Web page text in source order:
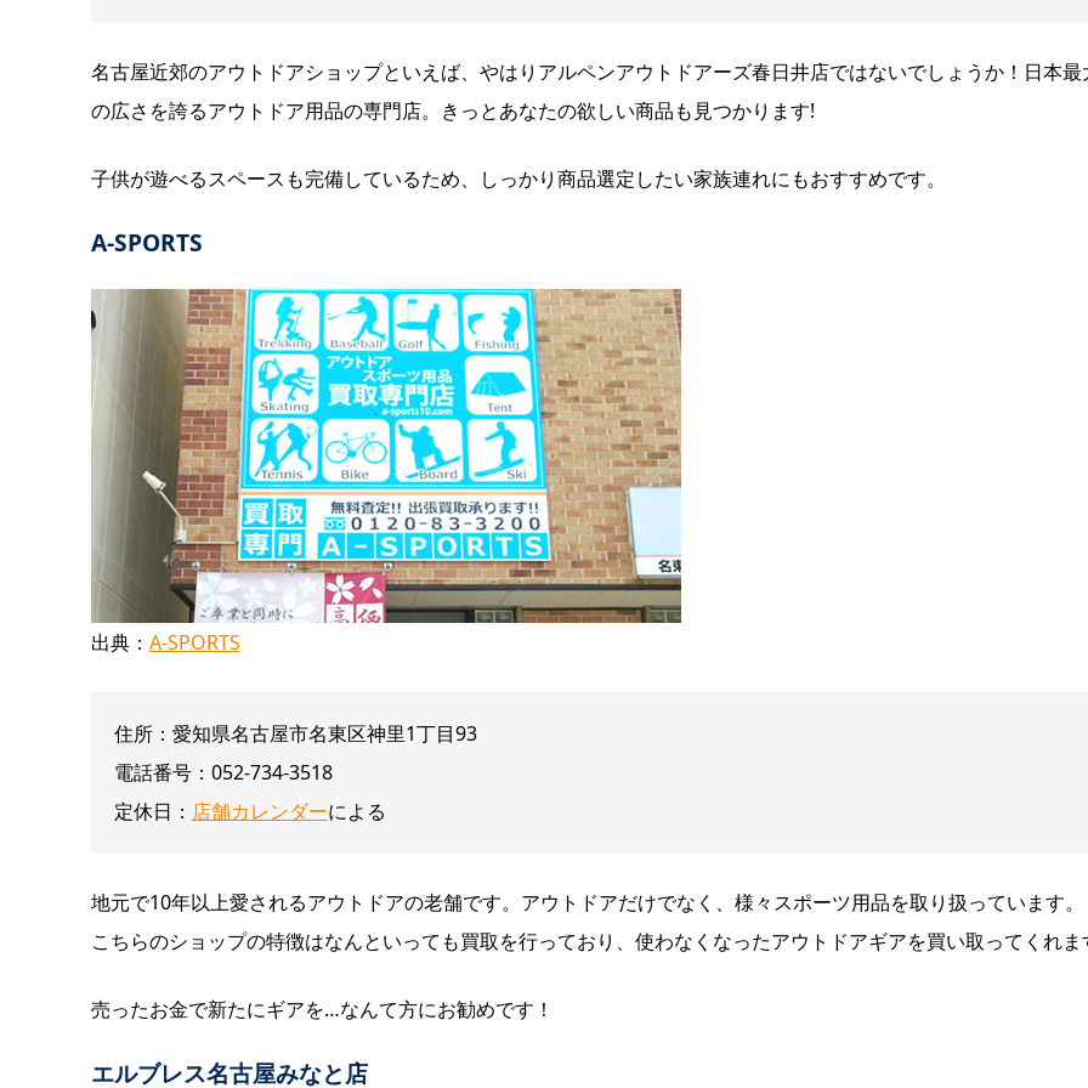
名古屋近郊のアウトドアショップといえば、やはりアルペンアウトドアーズ春日井店ではないでしょうか！日本最
の広さを誇るアウトドア用品の専門店。きっとあなたの欲しい商品も見つかります!
子供が遊べるスペースも完備しているため、しっかり商品選定したい家族連れにもおすすめです。
A-SPORTS
出典： A-SPORTS
住所：愛知県名古屋市名東区神里1丁目93
電話番号：052-734-3518
定休日： 店舗カレンダーによる
地元で10年以上愛されるアウトドアの老舗です。アウトドアだけでなく、様々スポーツ用品を取り扱っています。
こちらのショップの特徴はなんといっても買取を行っており、使わなくなったアウトドアギアを買い取ってくれま
売ったお金で新たにギアを…なんて方にお勧めです！
エルブレス名古屋みなと店